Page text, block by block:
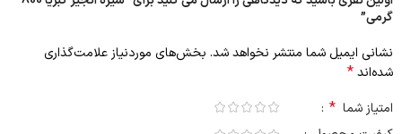
گرمی”
نشانی ایمیل شما منتشر نخواهد شد. بخش‌های موردنیاز علامت‌گذاری
شده‌اند*
امتیاز شما *